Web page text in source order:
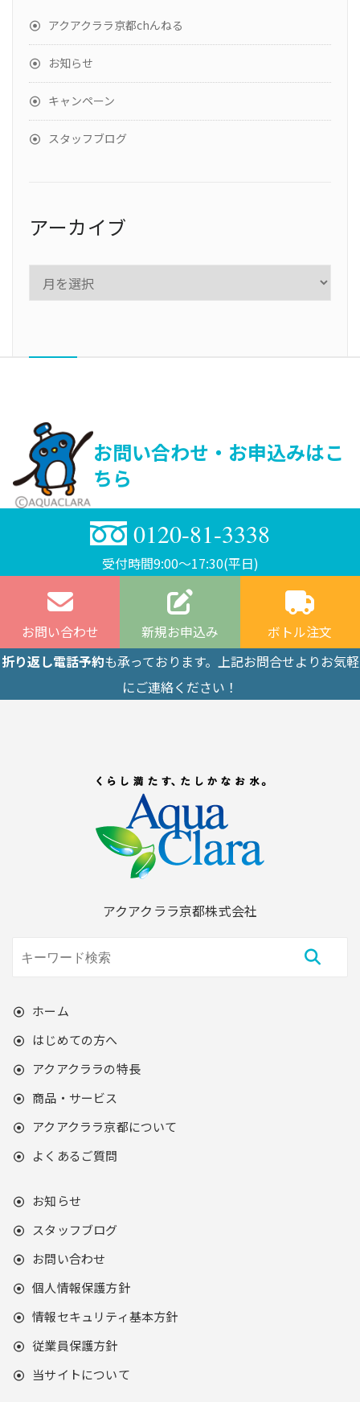
アクアクララ京都chんねる
お知らせ
キャンペーン
スタッフブログ
アーカイブ
お問い合わせ・お申込みはこ
ちら
0120-81-3338
受付時間9:00〜17:30(平日)
お問い合わせ 新規お申込み
ボトル注文
折り返し電話予約も承っております。上記お問合せよりお気軽
にご連絡ください！
アクアクララ京都株式会社
ホーム
はじめての方へ
アクアクララの特長
商品・サービス
アクアクララ京都について
よくあるご質問
お知らせ
スタッフブログ
お問い合わせ
個人情報保護方針
情報セキュリティ基本方針
従業員保護方針
当サイトについて